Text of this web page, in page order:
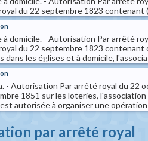
du 22 septembre 1823 contenant
à domicile. - Autorisation Par arrêté
du 22 septembre 1823 contenant
dans les églises et à domicile,
- Autorisation Par arrêté royal du 22
1851 sur les loteries,
autorisée à organiser une
par arrêté royal